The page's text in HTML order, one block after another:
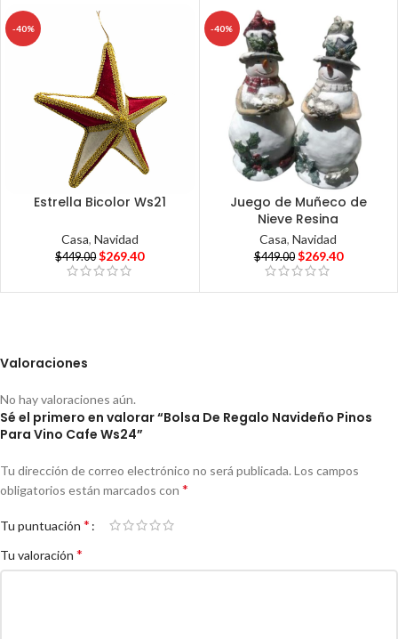
-40%
Estrella Bicolor Ws21
Casa, Navidad
$449.00 $269.40
-40%
Juego de Muñeco de
Nieve Resina
Casa,Navidad
$449.00 $269.40
Valoraciones
No hay valoraciones aún.
Sé el primero en valorar “Bolsa De Regalo Navideño Pinos
Para Vino Cafe Ws24”
Tu dirección de correo electrónico no será publicada. Los campos
obligatorios están marcados con *
Tu puntuación *
Tu valoración *